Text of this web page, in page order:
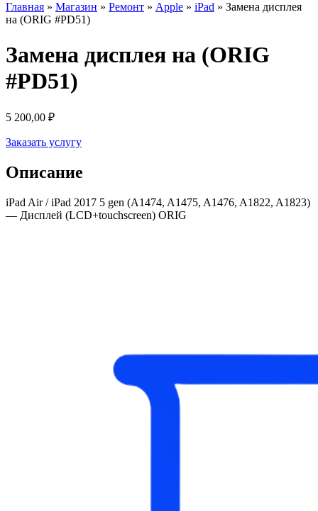
Главная » Магазин » Ремонт » Apple » iPad » Замена дисплея
на (ORIG #PD51)
Замена дисплея на (ORIG
#PD51)
5 200,00 ₽
Заказать услугу
Описание
iPad Air / iPad 2017 5 gen (A1474, A1475, A1476, A1822, A1823)
— Дисплей (LCD+touchscreen) ORIG